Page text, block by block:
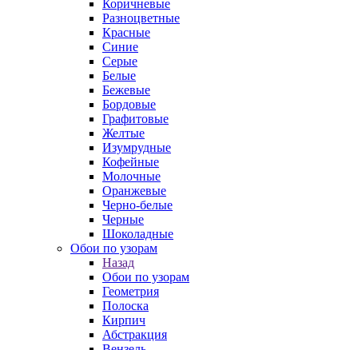
Коричневые
Разноцветные
Красные
Синие
Серые
Белые
Бежевые
Бордовые
Графитовые
Желтые
Изумрудные
Кофейные
Молочные
Оранжевые
Черно-белые
Черные
Шоколадные
Обои по узорам
Назад
Обои по узорам
Геометрия
Полоска
Кирпич
Абстракция